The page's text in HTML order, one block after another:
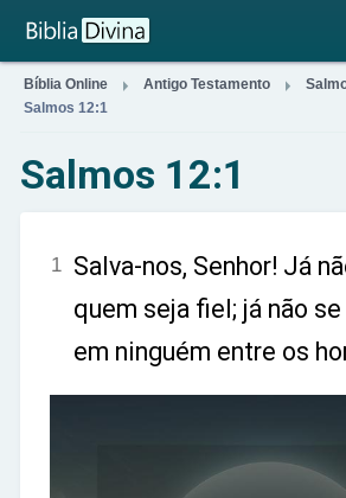
Bíblia Online  Antigo Testamento 
Salmos 12:1
Salmos 12:1
1 Salva-nos, Senhor! Já
quem seja fiel; já não
em ninguém entre os